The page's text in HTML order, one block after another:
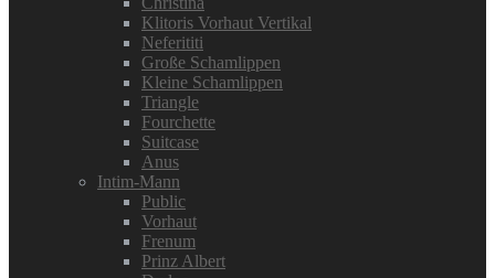
Klitoris Vorhaut Vertikal
Neferititi
Große Schamlippen
Kleine Schamlippen
Triangle
Fourchette
Suitcase
Anus
Intim-Mann
Public
Vorhaut
Frenum
Prinz Albert